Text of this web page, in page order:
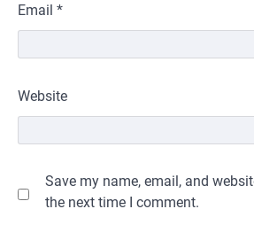
Email *
Website
Save my name, email, and
the next time I comment.